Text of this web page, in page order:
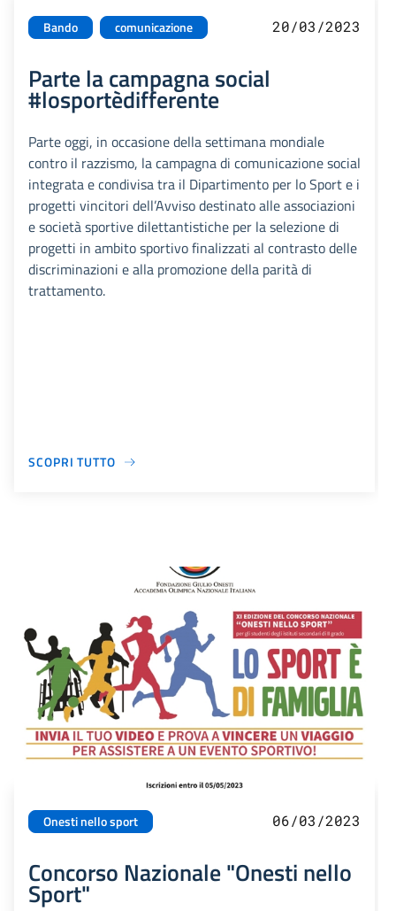
Bando comunicazione 20/03/2023
Parte la campagna social
#losportèdifferente
Parte oggi, in occasione della settimana mondiale
contro il razzismo, la campagna di comunicazione social
integrata e condivisa tra il Dipartimento per lo Sport e i
progetti vincitori dell’Avviso destinato alle associazioni
e società sportive dilettantistiche per la selezione di
progetti in ambito sportivo finalizzati al contrasto delle
discriminazioni e alla promozione della parità di
trattamento.
SCOPRI TUTTO
Onesti nello sport 06/03/2023
Concorso Nazionale "Onesti nello
Sport"